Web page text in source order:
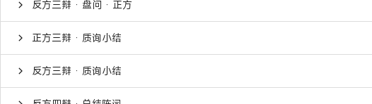
反方三辩 · 盘问 · 正方
正方三辩 · 质询小结
反方三辩 · 质询小结